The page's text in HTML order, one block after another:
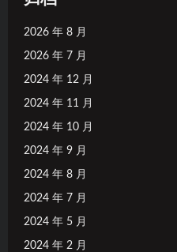
2026 年 8 月
2026 年 7 月
2024 年 12 月
2024 年 11 月
2024 年 10 月
2024 年 9 月
2024 年 8 月
2024 年 7 月
2024 年 5 月
2024 年 2 月